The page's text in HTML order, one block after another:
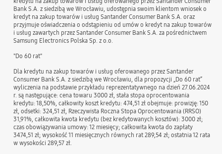
Bank S.A. z siedzibą we Wrocławiu, udostępnia swoim klientom wniosek o
kredyt na zakup towarów i usług Santander Consumer Bank S.A. oraz
przyjmuje oświadczenia o odstąpieniu od umów o kredyt na zakup towarów
i usług zawartych przez Santander Consumer Bank S.A. za pośrednictwem
Samsung Electronics Polska Sp. z o.o.
"Do 60 rat"
Dla kredytu na zakup towarów i usług oferowanego przez Santander
Consumer Bank S.A. z siedzibą we Wrocławiu, dla propozycji „Do 60 rat”
wyliczenia na podstawie przykładu reprezentatywnego na dzień 27.06.2024
r. są następujące: cena towaru 3000 zł, stała stopa oprocentowania
kredytu: 18,50%, całkowity koszt kredytu: 474,51 zł obejmuje: prowizję: 150
zł, odsetki: 324,51 zł, Rzeczywista Roczna Stopa Oprocentowania (RRSO)
31,91%, całkowita kwota kredytu (bez kredytowanych kosztów): 3000 zł;
czas obowiązywania umowy: 12 miesięcy; całkowita kwota do zapłaty
3474,51 zł; wysokość 11 miesięcznych równych rat 289,54 zł; ostatnia 12 rata
w wysokości 289,57 zł.